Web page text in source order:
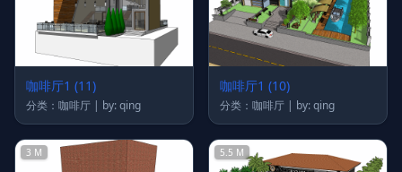
咖啡厅1 (11)
分类：咖啡厅 | by: qing
咖啡厅1 (10)
分类：咖啡厅 | by: qing
3 M 5.5 M